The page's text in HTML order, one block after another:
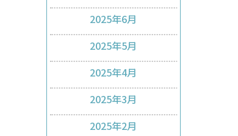
2025年6月
2025年5月
2025年4月
2025年3月
2025年2月